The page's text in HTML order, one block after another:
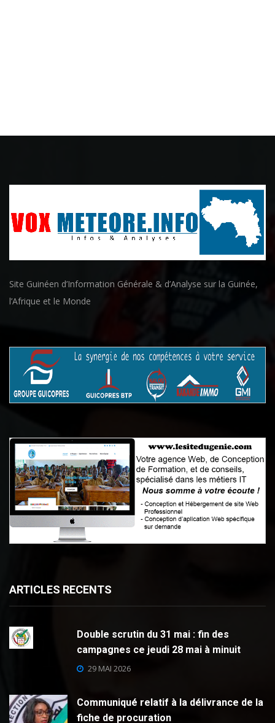
Site Guinéen d’Information Générale & d’Analyse sur la Guinée,
l’Afrique et le Monde
ARTICLES RECENTS
Double scrutin du 31 mai : fin des
campagnes ce jeudi 28 mai à minuit
29 MAI 2026
Communiqué relatif à la délivrance de la
fiche de procuration